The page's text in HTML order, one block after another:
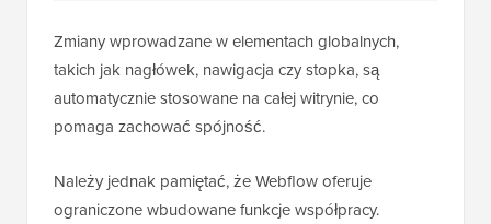
Zmiany wprowadzane w elementach globalnych,
takich jak nagłówek, nawigacja czy stopka, są
automatycznie stosowane na całej witrynie, co
pomaga zachować spójność.
Należy jednak pamiętać, że Webflow oferuje
ograniczone wbudowane funkcje współpracy.